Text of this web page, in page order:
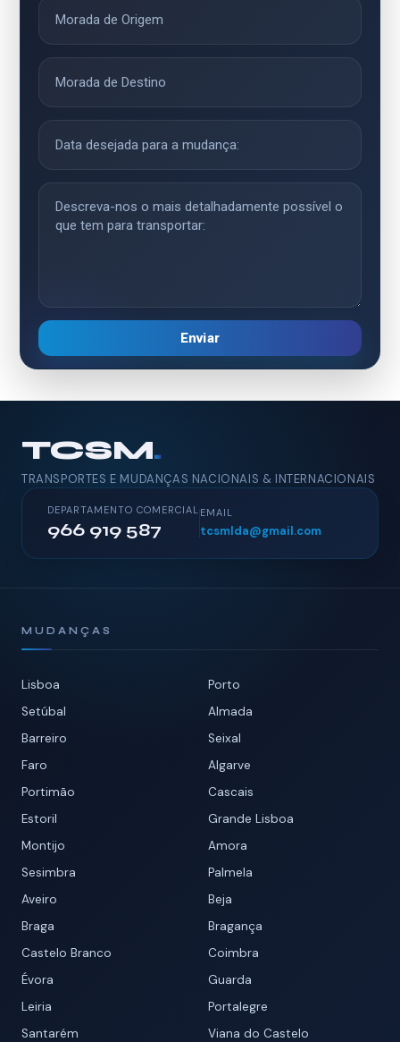
Enviar
TCSM.
TRANSPORTES E MUDANÇAS NACIONAIS & INTERNACIONAIS
DEPARTAMENTO COMERCIAL
966 919 587
EMAIL
tcsmlda@gmail.com
MUDANÇAS
Lisboa
Porto
Setúbal
Almada
Barreiro
Seixal
Faro
Algarve
Portimão
Cascais
Estoril
Grande Lisboa
Montijo
Amora
Sesimbra
Palmela
Aveiro
Beja
Braga
Bragança
Castelo Branco
Coimbra
Évora
Guarda
Leiria
Portalegre
Santarém
Viana do Castelo